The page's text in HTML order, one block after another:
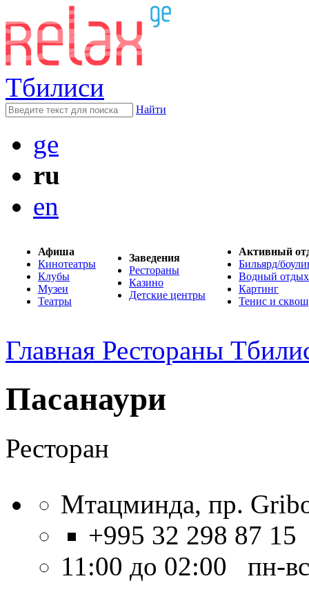
Тбилиси
Найти
ge
ru
en
Афиша
Кинотеатры
Клубы
Музеи
Театры
Заведения
Рестораны
Казино
Детские центры
Активный
Бильярд/
Водный отдых
Картинг
Тенис и сквош
Главная Рестораны
Пасанаури
Ресторан
Мтацминда, пр.
+995 32 298 87 15
11:00 до 02:00 пн-вс